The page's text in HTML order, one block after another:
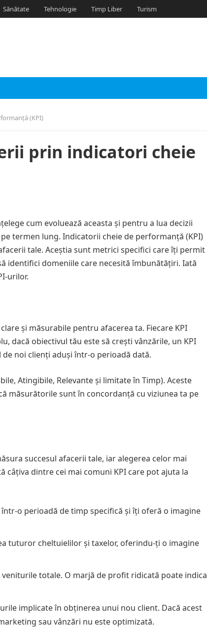
Sănătate Tehnologie Timp Liber Turism
(KPI)
prin indicatori cheie
cum evoluează aceasta și pentru a lua decizii
termen lung. Indicatorii cheie de performanță (KPI)
tale. Aceștia sunt metrici specifici care îți permit
identifici domeniile care necesită îmbunătățiri. Iată
urilor.
și măsurabile pentru afacerea ta. Fiecare KPI
dacă obiectivul tău este să crești vânzările, un KPI
noi clienți aduși într-o perioadă dată.
Atingibile, Relevante și limitate în Timp). Aceste
măsurătorile sunt în concordanță cu viziunea ta pe
succesul afacerii tale, iar alegerea celor mai
câțiva dintre cei mai comuni KPI care pot ajuta la
o perioadă de timp specifică și îți oferă o imagine
tuturor cheltuielilor și taxelor, oferindu-ți o imagine
totale. O marjă de profit ridicată poate indica
implicate în obținerea unui nou client. Dacă acest
sau vânzări nu este optimizată.